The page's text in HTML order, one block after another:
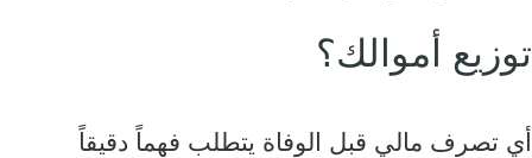
توزيع أموالك؟
أي تصرف مالي قبل الوفاة يتطلب فهماً دقيقاً